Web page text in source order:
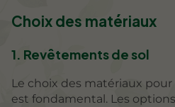
Choix des matériaux
1. Revêtements de sol
Le choix des matériaux
est fondamental. Les